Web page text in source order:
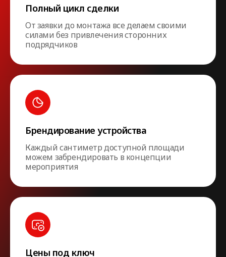
Полный цикл сделки
От заявки до монтажа все делаем своими
силами без привлечения сторонних
подрядчиков
Брендирование устройства
Каждый сантиметр доступной площади
можем забрендировать в концепции
мероприятия
Цены под ключ